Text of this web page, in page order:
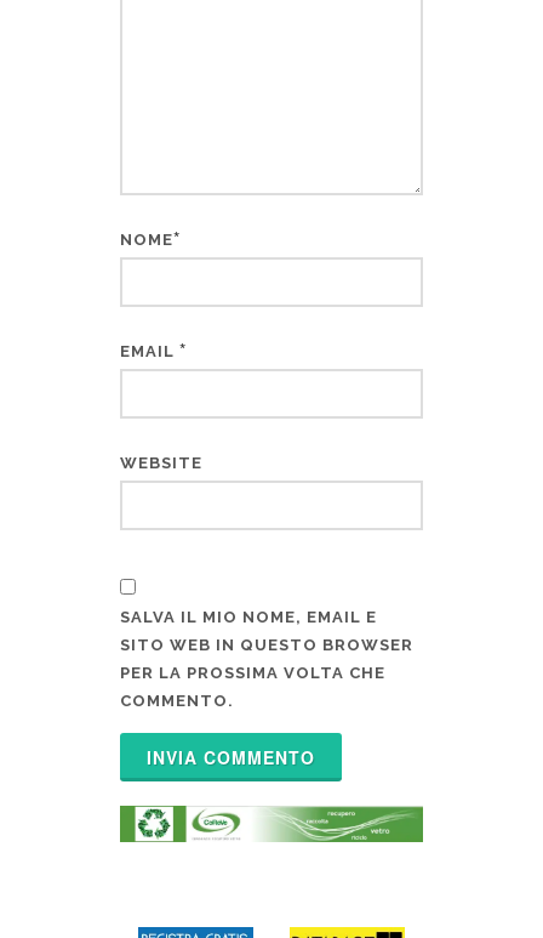
NOME*
EMAIL *
WEBSITE
SALVA IL MIO NOME, EMAIL E
SITO WEB IN QUESTO BROWSER
PER LA PROSSIMA VOLTA CHE
COMMENTO.